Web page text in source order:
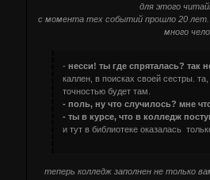
для этого
с момента тех событий прошло 20 лет.
много
- несси! ты где спряталась? так
каллен, в поисках своей сестры.
точностью будет там.
- поль, ну что случилось? мне
- ты в курсе, что в колледж
и тут в библиотеке оказалась
теперь колледж заполнен не только